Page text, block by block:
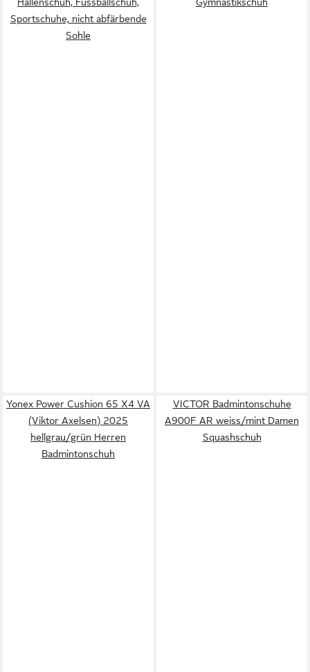
Sportschuhe, nicht abfärbende
Sohle
Yonex Power Cushion 65 X4 VA
(Viktor Axelsen) 2025
hellgrau/grün Herren
Badmintonschuh
VICTOR Badmintonschuhe
A900F AR weiss/mint Damen
Squashschuh